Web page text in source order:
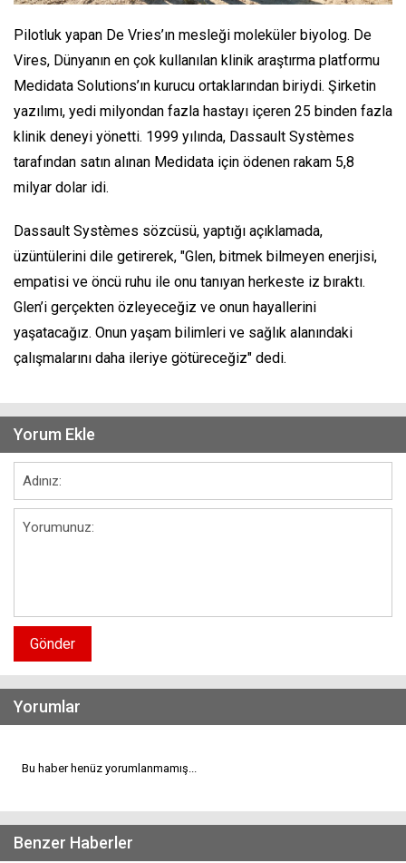
Pilotluk yapan De Vries’ın mesleği moleküler biyolog. De
Vires, Dünyanın en çok kullanılan klinik araştırma platformu
Medidata Solutions’ın kurucu ortaklarından biriydi. Şirketin
yazılımı, yedi milyondan fazla hastayı içeren 25 binden fazla
klinik deneyi yönetti. 1999 yılında, Dassault Systèmes
tarafından satın alınan Medidata için ödenen rakam 5,8
milyar dolar idi.
Dassault Systèmes sözcüsü, yaptığı açıklamada,
üzüntülerini dile getirerek, "Glen, bitmek bilmeyen enerjisi,
empatisi ve öncü ruhu ile onu tanıyan herkeste iz bıraktı.
Glen’i gerçekten özleyeceğiz ve onun hayallerini
yaşatacağız. Onun yaşam bilimleri ve sağlık alanındaki
çalışmalarını daha ileriye götüreceğiz" dedi.
Yorum Ekle
Gönder
Yorumlar
Bu haber henüz yorumlanmamış...
Benzer Haberler